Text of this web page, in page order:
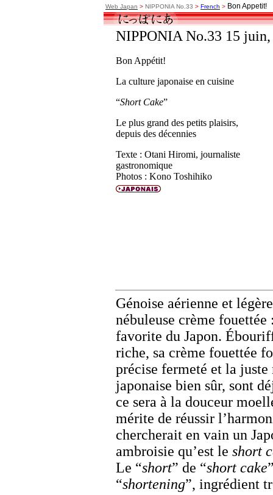
Web Japan > NIPPONIA No.33 > French > Bon Appetit!
NIPPONIA No.33 15 juin,
Bon Appétit!
La culture japonaise en cuisine
“Short Cake”
Le plus grand des petits plaisirs,
depuis des décennies
Texte : Otani Hiromi, journaliste
gastronomique
Photos : Kono Toshihiko
Génoise aérienne et
nébuleuse crème fouettée
favorite du Japon.
riche, sa crème fouettée
précise fermeté et la juste
japonaise bien sûr, sont
ce sera à la douceur
mérite de réussir
chercherait en vain un
ambroisie qu’est le short
Le “short” de “short cake
“shortening”, ingrédient